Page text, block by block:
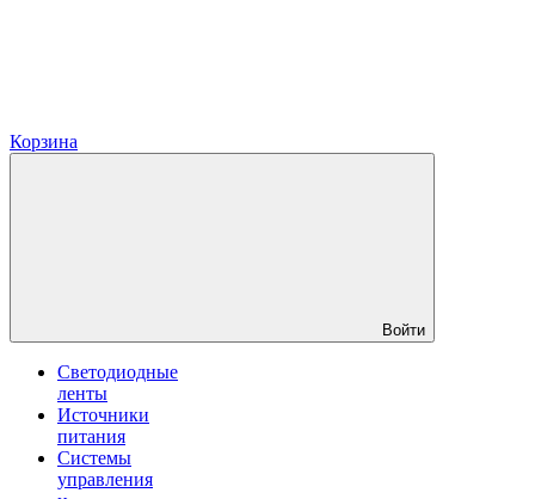
Корзина
Войти
Светодиодные
ленты
Источники
питания
Системы
управления